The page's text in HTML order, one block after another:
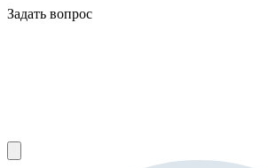
Задать вопрос